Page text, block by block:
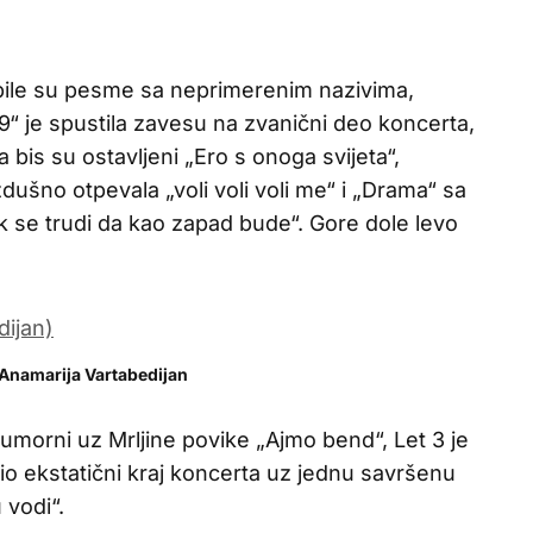
su pesme sa neprimerenim nazivima,
je spustila zavesu na zvanični deo koncerta,
su ostavljeni „Ero s onoga svijeta“,
otpevala „voli voli voli me“ i „Drama“ sa
trudi da kao zapad bude“. Gore dole levo
Vartabedijan
uz Mrljine povike „Ajmo bend“, Let 3 je
ekstatični kraj koncerta uz jednu savršenu